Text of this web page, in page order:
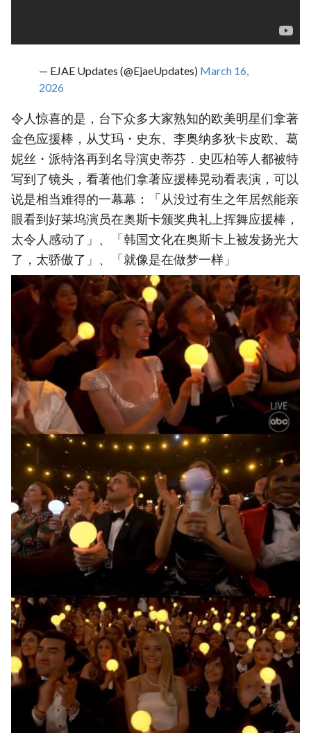
— EJAE Updates (@EjaeUpdates) March 16,
2026
令人惊喜的是，台下众多大家熟知的欧美明星们拿著
金色应援棒，从艾玛・史东、李奥纳多狄卡皮欧、葛
妮丝・派特洛再到名导演史蒂芬．史匹柏等人都被特
写到了镜头，看著他们拿著应援棒晃动看表演，可以
说是相当难得的一幕幕：「从没过有生之年居然能亲
眼看到好莱坞演员在奥斯卡颁奖典礼上挥舞应援棒，
太令人感动了」、「韩国文化在奥斯卡上被发扬光大
了，太骄傲了」、「就像是在做梦一样」